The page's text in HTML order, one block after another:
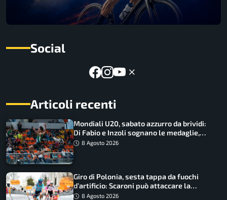
Social
Articoli recenti
Mondiali U20, sabato azzurro da brividi:
Di Fabio e Inzoli sognano le medaglie,
Castellani e Succo in finale
8 Agosto 2026
Giro di Polonia, sesta tappa da fuochi
d’artificio: Scaroni può attaccare la
maglia di Lemmen
8 Agosto 2026